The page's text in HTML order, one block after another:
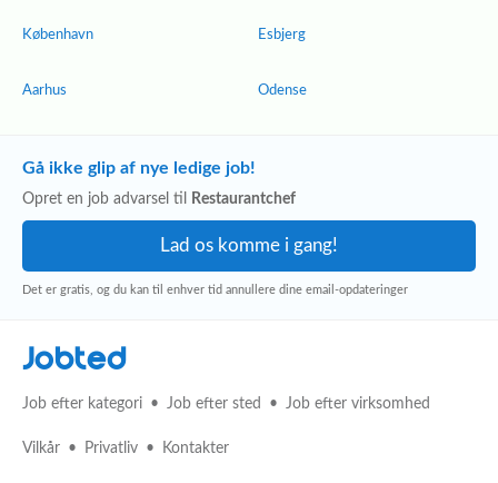
København
Aarhus
Esbjerg
Odense
Gå ikke glip af nye ledige job!
Opret en job advarsel til Restaurantchef
Det er gratis, og du kan til enhver tid annullere dine email-opdateringer
Jobted
Job efter kategori Job efter sted Job efter virksomhed
Vilkår Privatliv Kontakter